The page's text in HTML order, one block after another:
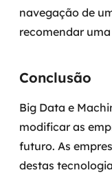
navegação de
recomendar
Conclusão
Big Data e
modificar as
futuro. As
destas